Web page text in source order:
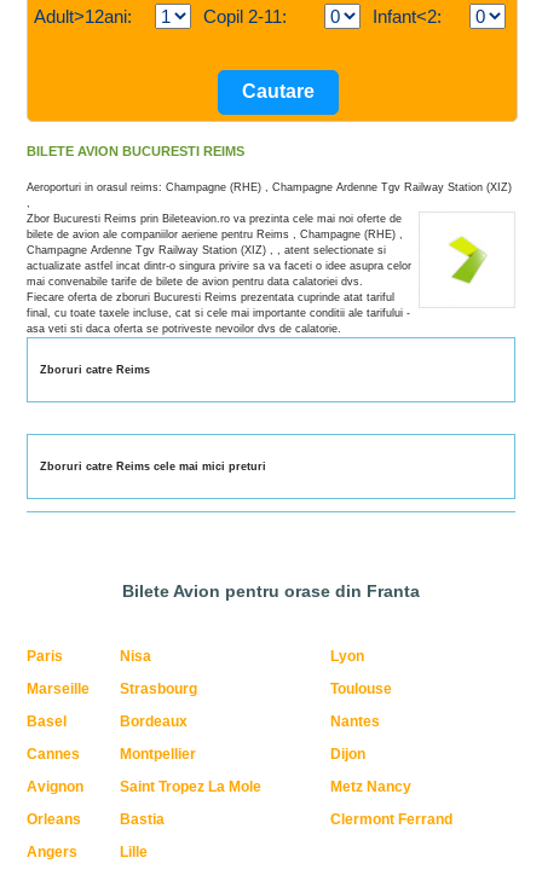
Adult>12ani: Copil 2-11: Infant<2:
BILETE AVION BUCURESTI REIMS
Aeroporturi in orasul reims: Champagne (RHE) , Champagne Ardenne Tgv Railway Station (XIZ)
,
Zbor Bucuresti Reims prin Bileteavion.ro va prezinta cele mai noi oferte de
bilete de avion ale companiilor aeriene pentru Reims , Champagne (RHE) ,
Champagne Ardenne Tgv Railway Station (XIZ) , , atent selectionate si
actualizate astfel incat dintr-o singura privire sa va faceti o idee asupra celor
mai convenabile tarife de bilete de avion pentru data calatoriei dvs.
Fiecare oferta de zboruri Bucuresti Reims prezentata cuprinde atat tariful
final, cu toate taxele incluse, cat si cele mai importante conditii ale tarifului -
asa veti sti daca oferta se potriveste nevoilor dvs de calatorie.
Zboruri catre Reims
Zboruri catre Reims cele mai mici preturi
Bilete Avion pentru orase din Franta
Paris Nisa
Lyon
Marseille
Strasbourg
Toulouse
Basel
Bordeaux
Nantes
Cannes
Montpellier
Dijon
Avignon
Saint Tropez La Mole
Metz Nancy
Orleans
Bastia
Clermont Ferrand
Angers
Lille